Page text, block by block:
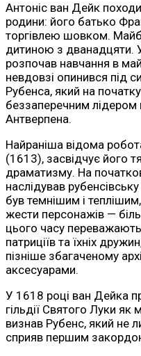
Антоніс ван Дейк
родини: його батько
торгівлею шовком.
дитиною з дванадцяти. У
розпочав навчання в
невдовзі опинився під
Рубенса, який на
беззаперечним
Антверпена.
Найраніша відома
(1613), засвідчує його
драматизму. На
наслідував
був темнішим і
жести персонажів —
цього часу
патриціїв та їхніх
пізніше збагаченому
аксесуарами.
У 1618 році ван Дейка
гільдії Святого Луки
визнав Рубенс, який не
сприяв першим